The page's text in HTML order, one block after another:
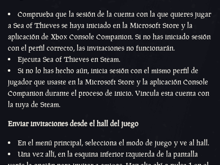
Comprueba que la sesión de la cuenta con la que quieres jugar
a Sea of Thieves se haya iniciado en la Microsoft Store y la
aplicación de Xbox Console Companion. Si no has iniciado sesión
con el perfil correcto, las invitaciones no funcionarán.
Ejecuta Sea of Thieves en Steam.
Si no lo has hecho aún, inicia sesión con el mismo perfil de
jugador que usaste en la Microsoft Store y la aplicación Console
Companion durante el proceso de inicio. Vincula esta cuenta con
la tuya de Steam.
Enviar invitaciones desde el hall del juego
En el menú principal, selecciona el modo de juego y ve al hall.
Una vez allí, en la esquina inferior izquierda de la pantalla